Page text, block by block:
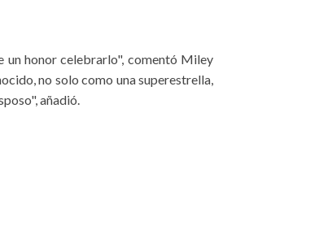
un honor celebrarlo", comentó Miley
no solo como una superestrella,
añadió.